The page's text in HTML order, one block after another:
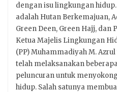
dengan isu lingkungan
adalah Hutan Berkemajuan,
Green Deen, Green Hajj,
Ketua Majelis Lingkungan
(PP) Muhammadiyah M.
telah melaksanakan
peluncuran untuk
hidup. Salah satunya